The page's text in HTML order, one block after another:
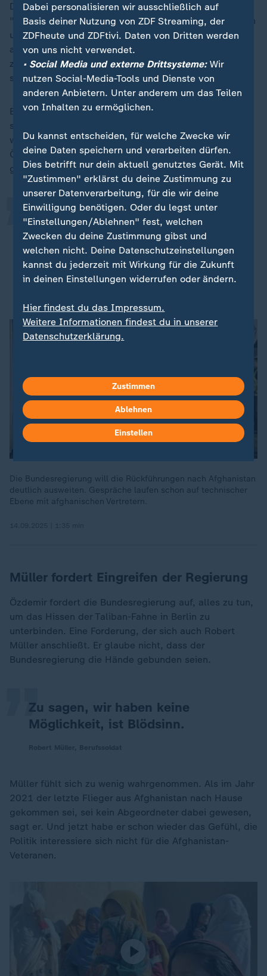
Der AfD-Abgeordnete Gerold Otten etwa kritisiert eine
"fortschreitende Normalisierung des radikalen Islam in
unserem Land". Er nimmt dem Auswärtigen Amt nicht
ab, von den möglichen Plänen Kabuls keine Kenntnis
zu haben und spricht von einem "diplomatischen und
sicherheitspolitischen Armutszeugnis".
Es wäre eine "politische und moralische Schande",
sollte tatsächlich die Fahne der Taliban über Berlin
wehen, sagt auch die Linken-Abgeordnete Cansu
Özdemir. Jahrelang habe sich Deutschland am Krieg
gegen die Taliban in Afghanistan beteiligt.
Und nun ist die Bundesregierung
bereit, genau diese Islamisten zu
normalisieren - nur um
Abschiebungen zu ermöglichen.
„
Die Bundesregierung will die Rückführungen nach Afghanistan
deutlich ausweiten. Gespräche laufen schon auf technischer
Ebene mit afghanischen Vertretern.
Müller fordert Eingreifen der Regierung
Özdemir fordert die Bundesregierung auf, alles zu tun,
um das Hissen der Taliban-Fahne in Berlin zu
unterbinden. Eine Forderung, der sich auch Robert
Müller anschließt. Er glaube nicht, dass der
Bundesregierung die Hände gebunden seien.
Zu sagen, wir haben keine
Möglichkeit, ist Blödsinn.
„
Müller fühlt sich zu wenig wahrgenommen. Als im Jahr
2021 der letzte Flieger aus Afghanistan nach Hause
gekommen sei, sei kein Abgeordneter dabei gewesen,
sagt er. Und jetzt habe er schon wieder das Gefühl, die
Politik interessiere sich nicht für die Afghanistan-
Veteranen.
Dabei personalisieren wir ausschließlich auf
Basis deiner Nutzung von ZDF Streaming, der
ZDFheute und ZDFtivi. Daten von Dritten werden
von uns nicht verwendet.
• Social Media und externe Drittsysteme:Wir
nutzen Social-Media-Tools und Dienste von
anderen Anbietern. Unter anderem um das Teilen
von Inhalten zu ermöglichen.
Du kannst entscheiden, für welche Zwecke wir
deine Daten speichern und verarbeiten dürfen.
Dies betrifft nur dein aktuell genutztes Gerät. Mit
"Zustimmen" erklärst du deine Zustimmung zu
unserer Datenverarbeitung, für die wir deine
Einwilligung benötigen. Oder du legst unter
"Einstellungen/Ablehnen" fest, welchen
Zwecken du deine Zustimmung gibst und
welchen nicht. Deine Datenschutzeinstellungen
kannst du jederzeit mit Wirkung für die Zukunft
in deinen Einstellungen widerrufen oder ändern.
Hier findest du das Impressum.
Weitere Informationen findest du in unserer
Datenschutzerklärung.
Zustimmen
Ablehnen
Einstellen